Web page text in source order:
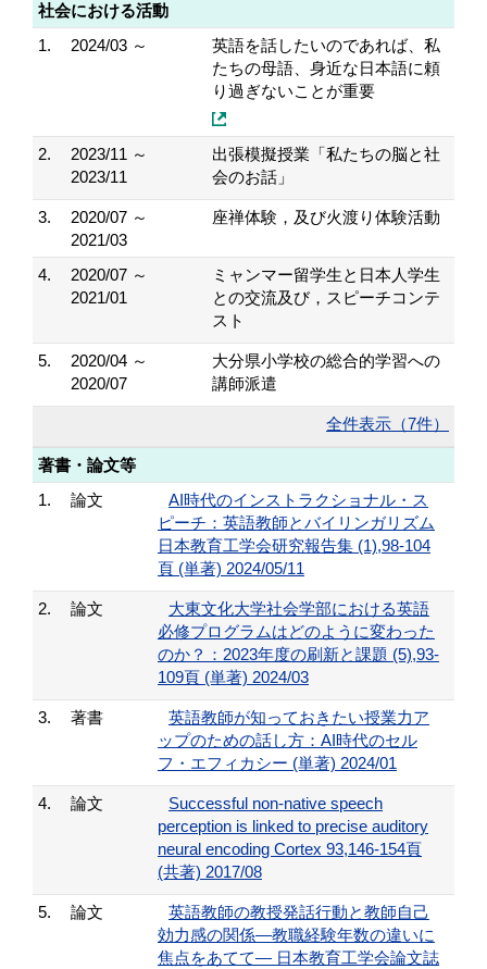
社会における活動
1.
2024/03 ～
英語を話したいのであれば、私
たちの母語、身近な日本語に頼
り過ぎないことが重要
2.
2023/11 ～
2023/11
出張模擬授業「私たちの脳と社
会のお話」
3.
2020/07 ～
2021/03
座禅体験，及び火渡り体験活動
4.
2020/07 ～
2021/01
ミャンマー留学生と日本人学生
との交流及び，スピーチコンテ
スト
5.
2020/04 ～
2020/07
大分県小学校の総合的学習への
講師派遣
全件表示（7件）
著書・論文等
1.
論文
AI時代のインストラクショナル・ス
ピーチ：英語教師とバイリンガリズム
日本教育工学会研究報告集 (1),98-104
頁 (単著) 2024/05/11
2. 論文
大東文化大学社会学部における英語
必修プログラムはどのように変わった
のか？：2023年度の刷新と課題 (5),93-
109頁 (単著) 2024/03
3. 著書
英語教師が知っておきたい授業力ア
ップのための話し方：AI時代のセル
フ・エフィカシー (単著) 2024/01
4. 論文
Successful non-native speech
perception is linked to precise auditory
neural encoding Cortex 93,146-154頁
(共著) 2017/08
5. 論文
英語教師の教授発話行動と教師自己
効力感の関係―教職経験年数の違いに
焦点をあてて― 日本教育工学会論文誌